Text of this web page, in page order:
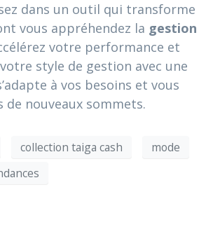
dans un outil qui transforme
vous appréhendez la gestion
votre performance et
style de gestion avec une
à vos besoins et vous
de nouveaux sommets.
collection taiga cash
mode